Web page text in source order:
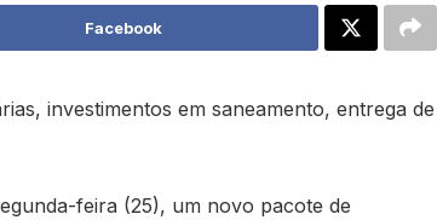
Facebook
investimentos em saneamento, entrega de
feira (25), um novo pacote de